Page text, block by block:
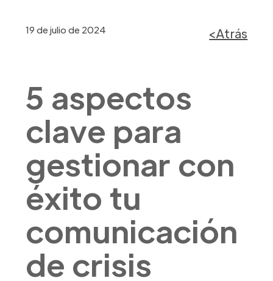
19 de julio de 2024 <Atrás
5 aspectos
clave para
gestionar con
éxito tu
comunicación
de crisis